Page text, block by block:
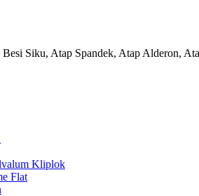
Siku, Atap Spandek, Atap Alderon,
Kliplok
Flat